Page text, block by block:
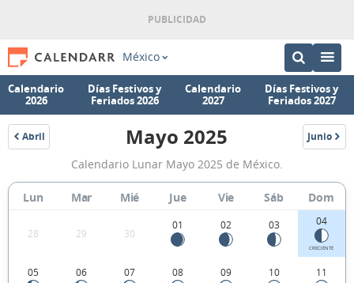
México
Calendario
2026
Días Festivos y
Feriados 2026
Calendario
2027
Días Festivos y
Feriados 2027
Abril
2025
Calendario
Lunar
Mayo
2025
de
México.
Mayo 2025 Junio
2025
Calendario Lunar Mayo 2025 de México.
Lun Mar Mié Jue Vie Sáb Dom
28 29 30
01 02 03 04
CRECIENTE
05 06 07 08 09 10 11